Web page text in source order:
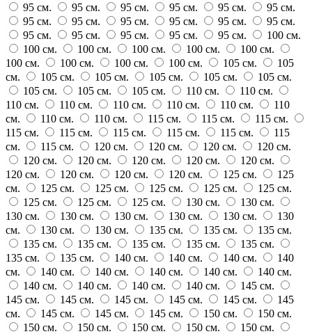
95 см.
95 см. 95 см. 95 см. 95 см.
95 см.
95 см.
95 см. 95 см. 95 см. 95 см.
95 см.
95 см.
95 см. 95 см. 95 см. 95 см.
100 см.
100 см.
100 см. 100 см. 100 см.
100 см.
100 см.
100 см. 100 см. 100 см. 105 см.
105
см.
105 см. 105 см. 105 см. 105 см.
105 см.
105 см.
105 см. 105 см. 110 см.
110 см.
110 см.
110 см. 110 см. 110 см. 110 см.
110
см.
110 см. 110 см. 115 см. 115 см.
115 см.
115 см.
115 см. 115 см. 115 см. 115 см.
115
см.
115 см. 120 см. 120 см. 120 см.
120 см.
120 см.
120 см. 120 см. 120 см.
120 см.
120 см.
120 см. 120 см. 120 см. 125 см.
125
см.
125 см. 125 см. 125 см. 125 см.
125 см.
125 см.
125 см. 125 см. 130 см.
130 см.
130 см.
130 см. 130 см. 130 см. 130 см.
130
см.
130 см. 130 см. 135 см. 135 см.
135 см.
135 см.
135 см. 135 см. 135 см.
135 см.
135 см.
135 см. 140 см. 140 см. 140 см.
140
см.
140 см. 140 см. 140 см. 140 см.
140 см.
140 см.
140 см. 140 см. 140 см.
145 см.
145 см.
145 см. 145 см. 145 см. 145 см.
145
см.
145 см. 145 см. 145 см. 150 см.
150 см.
150 см.
150 см. 150 см. 150 см.
150 см.